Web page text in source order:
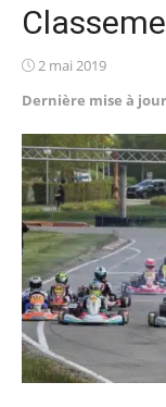
Posted
2 mai 2019
Dernière mise à